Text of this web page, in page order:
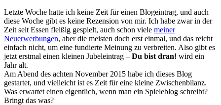
Letzte Woche hatte ich keine Zeit für einen Blogeintrag, und auch
diese Woche gibt es keine Rezension von mir. Ich habe zwar in der
Zeit seit Essen fleißig gespielt, auch schon viele meiner
Neuerwerbungen, aber die meisten doch erst einmal, und das reicht
einfach nicht, um eine fundierte Meinung zu verbreiten. Also gibt es
jetzt erstmal einen kleinen Jubeleintrag – Du bist dran! wird ein
Jahr alt.
Am Abend des achten November 2015 habe ich dieses Blog
gestartet, und vielleicht ist es Zeit für eine kleine Zwischenbilanz.
Was erwartet einen eigentlich, wenn man ein Spieleblog schreibt?
Bringt das was?